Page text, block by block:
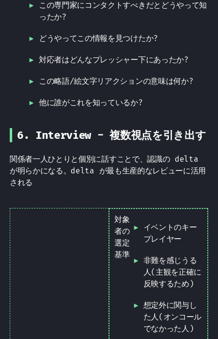
この専門家にコンタクトすべきだとどうやって知
ったか?
どうやってこの情報を見つけたか?
対応者はどんなプレッシャー下にあったか?
この略語/絵文字リアクションの意味は何か?
他に誰がこれを知っているか?
6. Interview - 複数視点を引き出す
関係者一人ひとりと個別に話すことで、認識の delta
が明らかになる。delta が最も生産的なレビューに活用
される
対象
者の
選定
基準
イベントのキー
プレイヤー
非難を感じうる
人(主観を正確に
反映するため)
想定外に関与し
た人(オンコール
でなかった人)